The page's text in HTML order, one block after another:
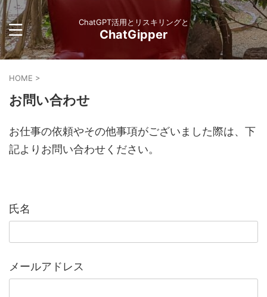
ChatGPT活用とリスキリングと
ChatGipper
HOME >
お問い合わせ
お仕事の依頼やその他事項がございました際は、下
記よりお問い合わせください。
氏名
メールアドレス